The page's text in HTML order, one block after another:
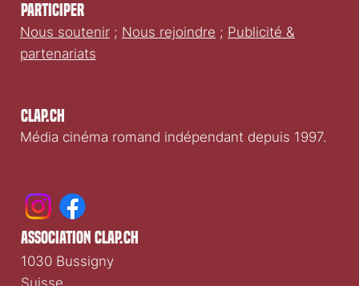
Clap.ch
Média cinéma romand indépendant depuis 1997.
Participer
Nous soutenir ; Nous rejoindre ; Publicité &
partenariats
association clap.ch
1030 Bussigny
Suisse